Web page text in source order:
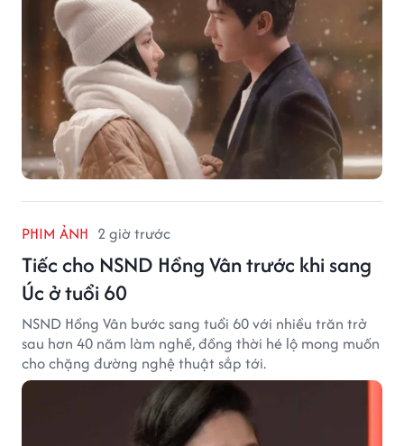
PHIM ẢNH 2 giờ trước
Tiếc cho NSND Hồng Vân trước khi sang
Úc ở tuổi 60
NSND Hồng Vân bước sang tuổi 60 với nhiều trăn trở
sau hơn 40 năm làm nghề, đồng thời hé lộ mong muốn
cho chặng đường nghệ thuật sắp tới.